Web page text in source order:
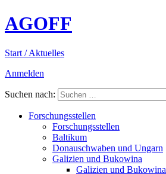
AGOFF
Start / Aktuelles
Anmelden
Suchen nach:
Forschungsstellen
Forschungsstellen
Baltikum
Donauschwaben und Ungarn
Galizien und Bukowina
Galizien und Bukowina